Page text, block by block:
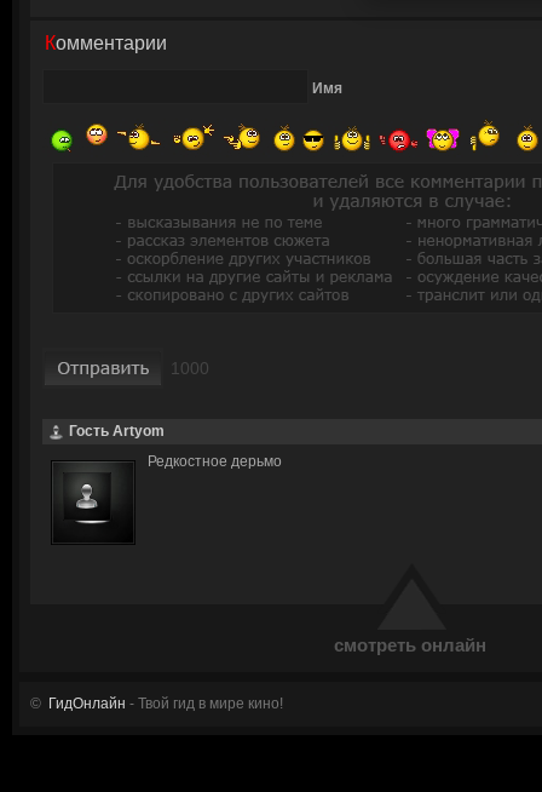
смотреть онлайн
Комментарии
Имя
Гость Artyom
Редкостное дерьмо
© ГидОнлайн - Твой гид в мире кино!